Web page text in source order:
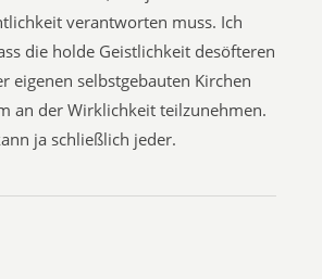
verantworten muss. Ich
die holde Geistlichkeit desöfteren
eigenen selbstgebauten Kirchen
an der Wirklichkeit teilzunehmen.
ja schließlich jeder.